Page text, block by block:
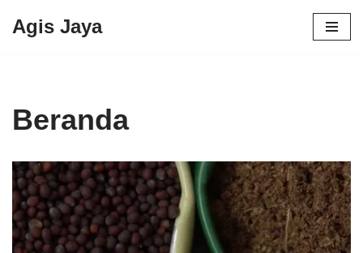
Agis Jaya
Beranda